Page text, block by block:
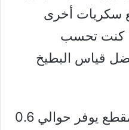
سكريات أخرى
كنت تحسب
قياس البطيخ
152 جرام من البطيخ المقطع يوفر حوالي 0.6